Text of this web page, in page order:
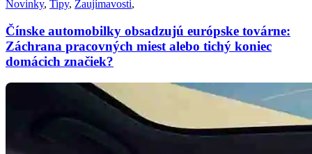
Novinky, Tipy, Zaujímavosti,
Čínske automobilky obsadzujú európske továrne:
Záchrana pracovných miest alebo tichý koniec
domácich značiek?